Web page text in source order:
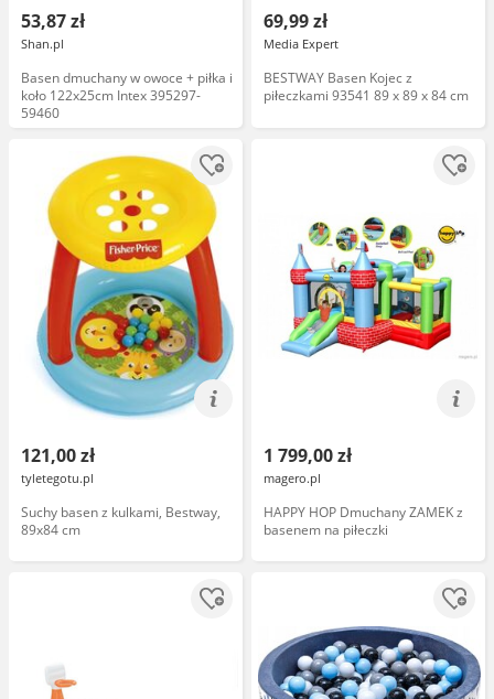
53,87 zł
Shan.pl
Basen dmuchany w owoce + piłka i
koło 122x25cm Intex 395297-
59460
69,99 zł
Media Expert
BESTWAY Basen Kojec z
piłeczkami 93541 89 x 89 x 84 cm
121,00 zł
tyletegotu.pl
Suchy basen z kulkami, Bestway,
89x84 cm
1 799,00 zł
magero.pl
HAPPY HOP Dmuchany ZAMEK z
basenem na piłeczki